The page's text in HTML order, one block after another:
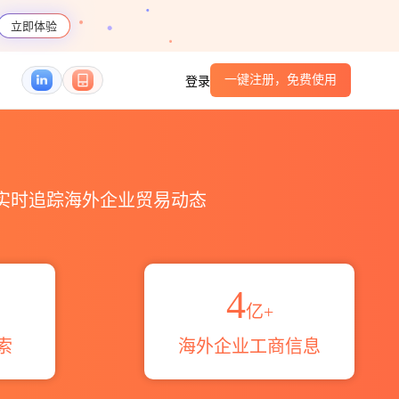
立即体验
登录 一键注册，免费使用
时追踪海外企业贸易动态
4亿+
海外企业工商信息